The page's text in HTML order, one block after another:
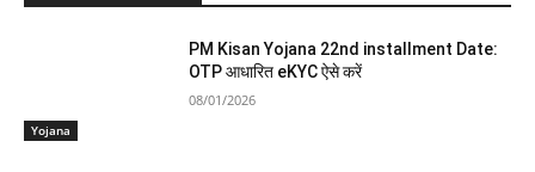
Yojana
PM Kisan Yojana 22nd installment Date:
OTP आधारित eKYC ऐसे करें
08/01/2026